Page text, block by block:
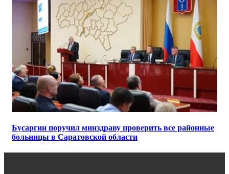
Бусаргин поручил минздраву проверить все районные
больницы в Саратовской области